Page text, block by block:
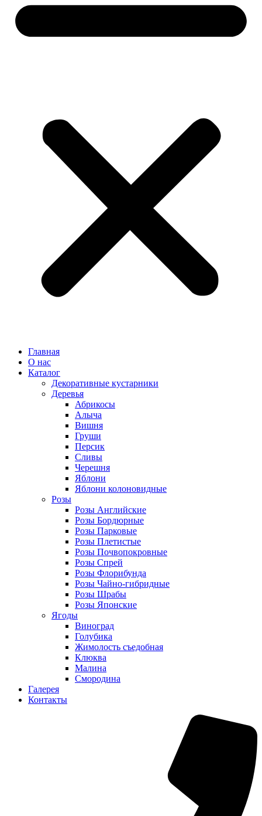
Главная
О нас
Каталог
Декоративные кустарники
Деревья
Абрикосы
Алыча
Вишня
Груши
Персик
Сливы
Черешня
Яблони
Яблони колоновидные
Розы
Розы Английские
Розы Бордюрные
Розы Парковые
Розы Плетистые
Розы Почвопокровные
Розы Спрей
Розы Флорибунда
Розы Чайно-гибридные
Розы Шрабы
Розы Японские
Ягоды
Виноград
Голубика
Жимолость съедобная
Клюква
Малина
Смородина
Галерея
Контакты